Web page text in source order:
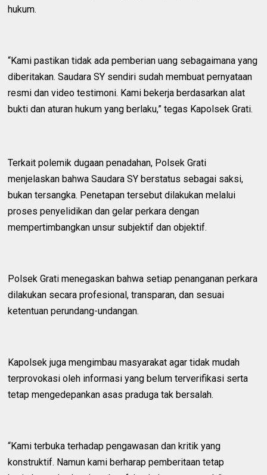
hukum.
“Kami pastikan tidak ada pemberian uang sebagaimana yang
diberitakan. Saudara SY sendiri sudah membuat pernyataan
resmi dan video testimoni. Kami bekerja berdasarkan alat
bukti dan aturan hukum yang berlaku,” tegas Kapolsek Grati.
Terkait polemik dugaan penadahan, Polsek Grati
menjelaskan bahwa Saudara SY berstatus sebagai saksi,
bukan tersangka. Penetapan tersebut dilakukan melalui
proses penyelidikan dan gelar perkara dengan
mempertimbangkan unsur subjektif dan objektif.
Polsek Grati menegaskan bahwa setiap penanganan perkara
dilakukan secara profesional, transparan, dan sesuai
ketentuan perundang-undangan.
Kapolsek juga mengimbau masyarakat agar tidak mudah
terprovokasi oleh informasi yang belum terverifikasi serta
tetap mengedepankan asas praduga tak bersalah.
“Kami terbuka terhadap pengawasan dan kritik yang
konstruktif. Namun kami berharap pemberitaan tetap